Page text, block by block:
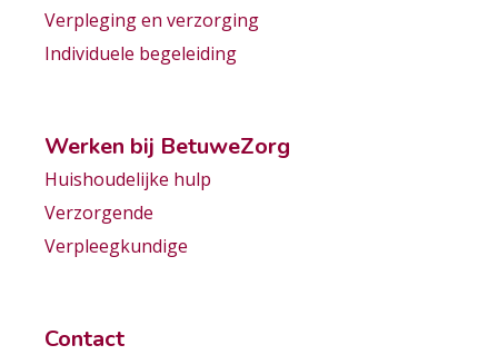
Verpleging en verzorging
Individuele begeleiding
Werken bij BetuweZorg
Huishoudelijke hulp
Verzorgende
Verpleegkundige
Contact